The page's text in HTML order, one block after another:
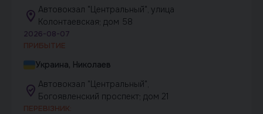
Автовокзал "Центральный", улица
Колонтаевская; дом 58
2026-08-07
ПРИБЫТИЕ
Украина, Николаев
Автовокзал "Центральный",
Богоявленский проспект; дом 21
ПЕРЕВІЗНИК: